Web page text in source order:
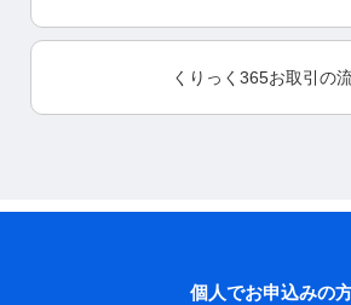
くりっく365お取引の
個人でお申込みの